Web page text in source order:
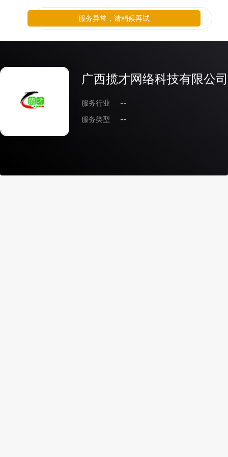
广西揽才网络科技有限公司
服务行业
--
服务类型
--
服务异常，请稍候再试